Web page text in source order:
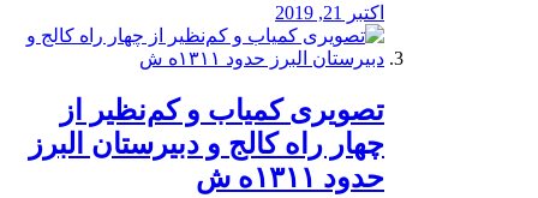
اکتبر 21, 2019
️تصویری کمیاب و کم‌نظیر از
چهار راه كالج و دبيرستان البرز
حدود ۱۳۱۱ه ش